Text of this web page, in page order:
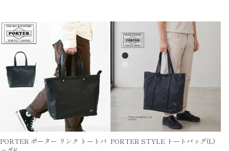
PORTER ポーター リンク トートバ PORTER STYLE トートバッグ(L)